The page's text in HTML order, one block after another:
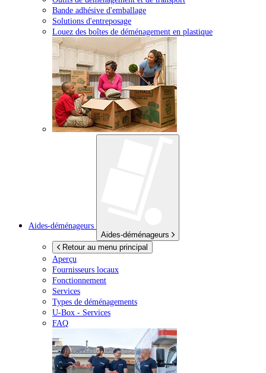
Bande adhésive d'emballage
Solutions d'entreposage
Louez des boîtes de déménagement en plastique
Aides-déménageurs
Aides-déménageurs
Retour au menu principal
Aperçu
Fournisseurs locaux
Fonctionnement
Services
Types de déménagements
U-Box - Services
FAQ